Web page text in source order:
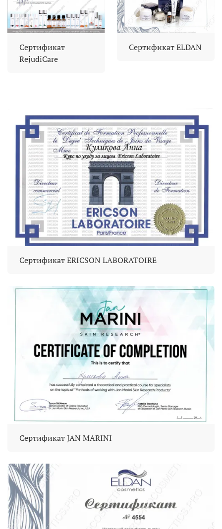
Сертификат
RejudiCare
Сертификат ELDAN
Сертификат ERICSON LABORATOIRE
Сертификат JAN MARINI